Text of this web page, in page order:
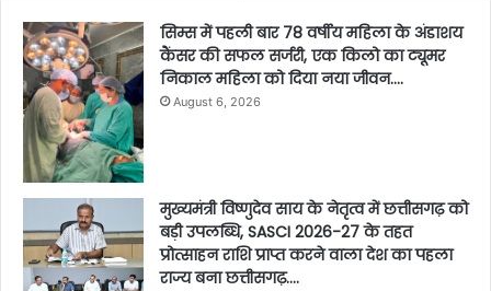
सिम्स में पहली बार 78 वर्षीय महिला के अंडाशय
कैंसर की सफल सर्जरी, एक किलो का ट्यूमर
निकाल महिला को दिया नया जीवन….
August 6, 2026
मुख्यमंत्री विष्णुदेव साय के नेतृत्व में छत्तीसगढ़ को
बड़ी उपलब्धि, SASCI 2026-27 के तहत
प्रोत्साहन राशि प्राप्त करने वाला देश का पहला
राज्य बना छत्तीसगढ़….